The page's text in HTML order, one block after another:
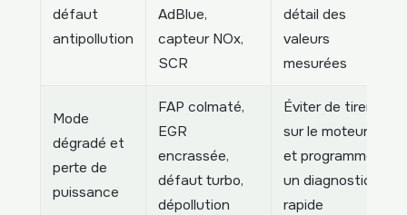
défaut
antipollution
AdBlue,
capteur NOx,
SCR
détail des
valeurs
mesurées
Mode
dégradé et
perte de
puissance
FAP colmaté,
EGR
encrassée,
défaut turbo,
dépollution
Éviter de tirer
sur le moteur
et programmer
un diagnostic
rapide